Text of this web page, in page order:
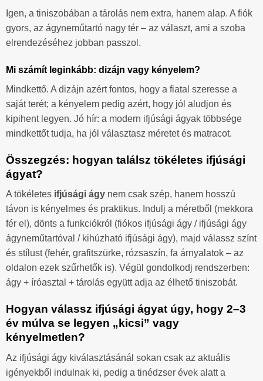
Igen, a tiniszobában a tárolás nem extra, hanem alap. A fiók
gyors, az ágyneműtartó nagy tér – az választ, ami a szoba
elrendezéséhez jobban passzol.
Mi számít leginkább: dizájn vagy kényelem?
Mindkettő. A dizájn azért fontos, hogy a fiatal szeresse a
saját terét; a kényelem pedig azért, hogy jól aludjon és
kipihent legyen. Jó hír: a modern ifjúsági ágyak többsége
mindkettőt tudja, ha jól választasz méretet és matracot.
Összegzés: hogyan találsz tökéletes ifjúsági
ágyat?
A tökéletes ifjúsági ágy nem csak szép, hanem hosszú
távon is kényelmes és praktikus. Indulj a méretből (mekkora
fér el), dönts a funkciókról (fiókos ifjúsági ágy / ifjúsági ágy
ágyneműtartóval / kihúzható ifjúsági ágy), majd válassz színt
és stílust (fehér, grafitszürke, rózsaszín, fa árnyalatok – az
oldalon ezek szűrhetők is). Végül gondolkodj rendszerben:
ágy + íróasztal + tárolás együtt adja az élhető tiniszobát.
Hogyan válassz ifjúsági ágyat úgy, hogy 2–3
év múlva se legyen „kicsi” vagy
kényelmetlen?
Az ifjúsági ágy kiválasztásánál sokan csak az aktuális
igényekből indulnak ki, pedig a tinédzser évek alatt a